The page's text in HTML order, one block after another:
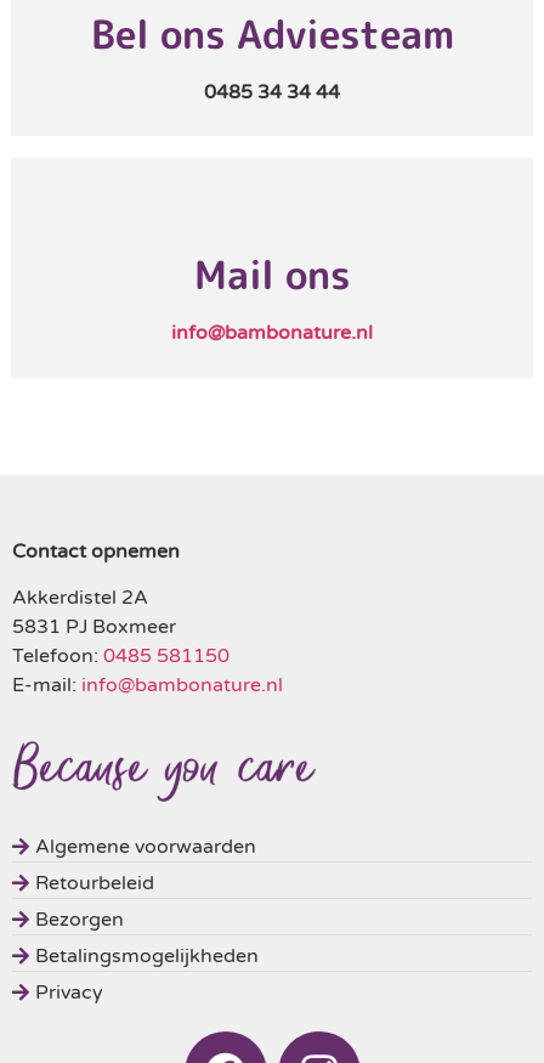
Bel ons Adviesteam
0485 34 34 44
Mail ons
info@bambonature.nl
Contact opnemen
Akkerdistel 2A
5831 PJ Boxmeer
Telefoon: 0485 581150
E-mail: info@bambonature.nl
Algemene voorwaarden
Retourbeleid
Bezorgen
Betalingsmogelijkheden
Privacy